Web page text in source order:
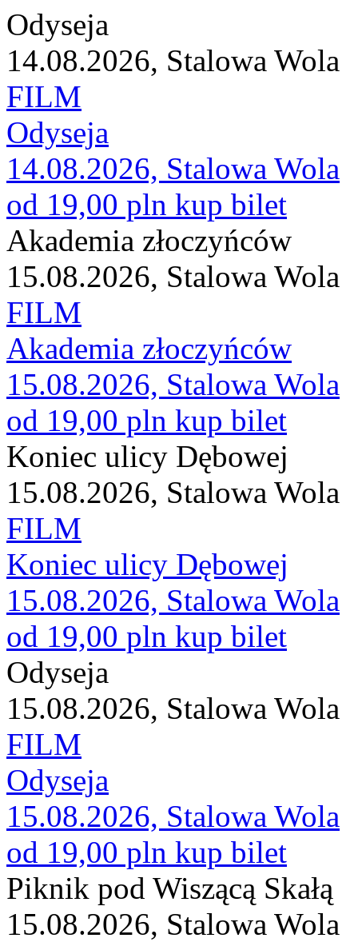
Odyseja
14.08.2026, Stalowa Wola
FILM
Odyseja
14.08.2026, Stalowa Wola
od 19,00 pln kup bilet
Akademia złoczyńców
15.08.2026, Stalowa Wola
FILM
Akademia złoczyńców
15.08.2026, Stalowa Wola
od 19,00 pln kup bilet
Koniec ulicy Dębowej
15.08.2026, Stalowa Wola
FILM
Koniec ulicy Dębowej
15.08.2026, Stalowa Wola
od 19,00 pln kup bilet
Odyseja
15.08.2026, Stalowa Wola
FILM
Odyseja
15.08.2026, Stalowa Wola
od 19,00 pln kup bilet
Piknik pod Wiszącą Skałą
15.08.2026, Stalowa Wola